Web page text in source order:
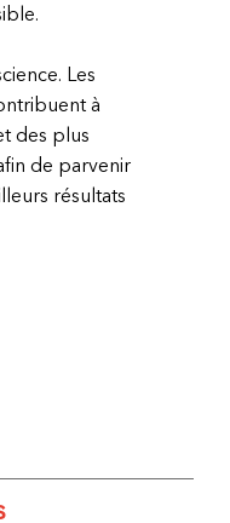
Les
à
des plus
de parvenir
résultats